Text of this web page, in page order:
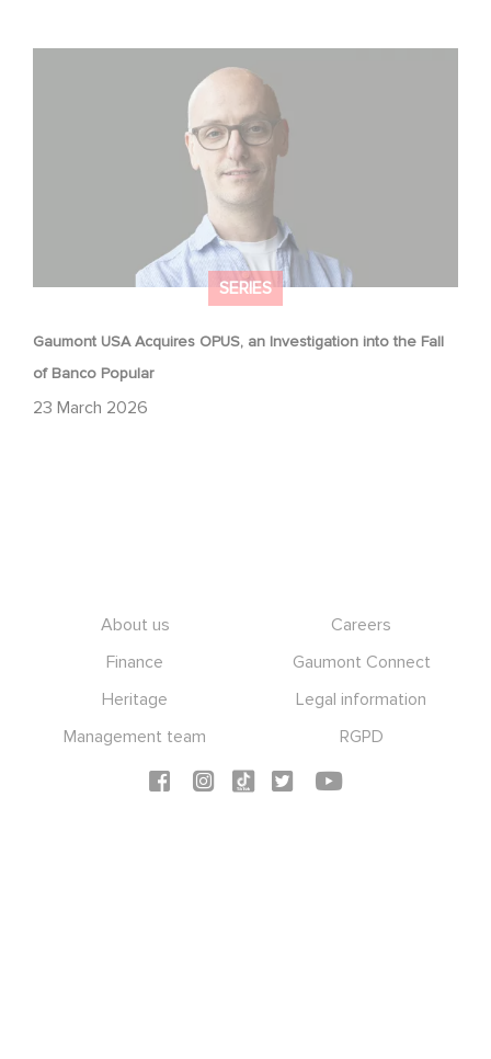
SERIES
Gaumont USA Acquires OPUS, an Investigation into the Fall
of Banco Popular
23 March 2026
About us
Careers
Finance
Gaumont Connect
Heritage
Legal information
Management team
RGPD
Social icons